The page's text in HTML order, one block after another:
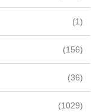
(1)
(156)
(36)
(1029)